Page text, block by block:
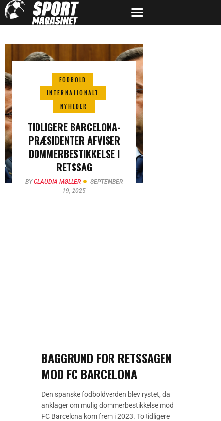
FODBOLD
INTERNATIONALT
NYHEDER
TIDLIGERE BARCELONA-
PRÆSIDENTER AFVISER
DOMMERBESTIKKELSE I
RETSSAG
BYCLAUDIA MØLLER
SEPTEMBER
19, 2025
BAGGRUND FOR RETSSAGEN
MOD FC BARCELONA
Den spanske fodboldverden blev rystet, da
anklager om mulig dommerbestikkelse mod
FC Barcelona kom frem i 2023. To tidligere